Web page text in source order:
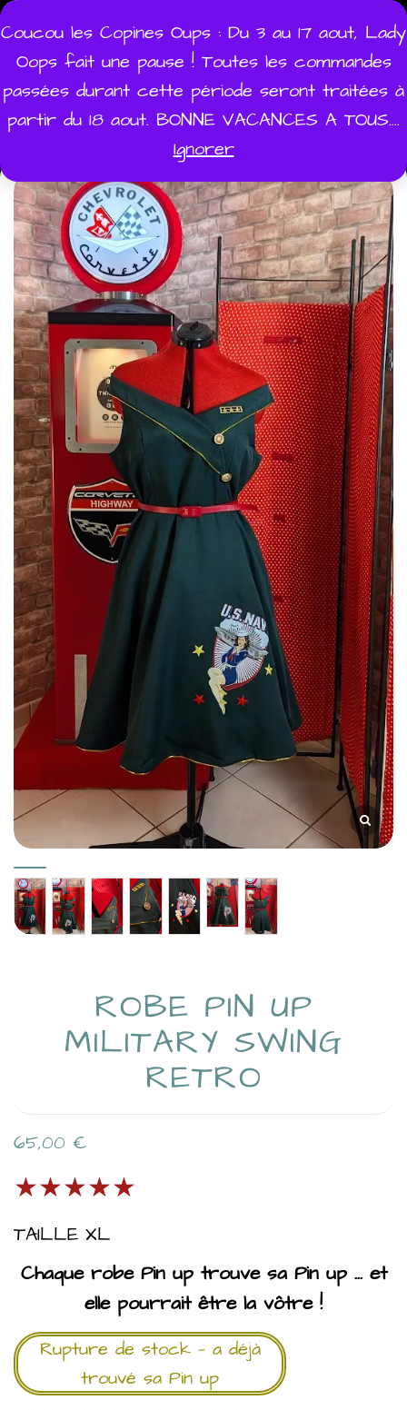
Aller
au
contenu
Coucou les Copines Oups : Du 3 au 17 aout, Lady
Oops fait une pause ! Toutes les commandes
passées durant cette période seront traitées à
partir du 18 aout. BONNE VACANCES A TOUS....
Ignorer
0
0,00 €
ROBE PIN UP
MILITARY SWING
RETRO
65,00 €
★★★★★
TAILLE XL
Chaque robe Pin up trouve sa Pin up … et
elle pourrait être la vôtre !
Rupture de stock — a déjà
trouvé sa Pin up